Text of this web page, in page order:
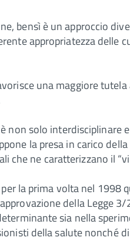
bensì è un approccio
appropriatezza delle
una maggiore
non solo
la presa in carico
che ne caratterizzano il
la prima volta nel
della Legge
sia nella
della salute nonché